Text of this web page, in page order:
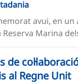
avui, en un
Marina
al Regne Unit